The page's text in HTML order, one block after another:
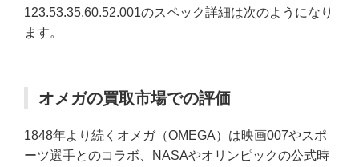
123.53.35.60.52.001のスペック詳細は次のようになり
ます。
オメガの買取市場での評価
1848年より続くオメガ（OMEGA）は映画007やスポ
ーツ選手とのコラボ、NASAやオリンピックの公式時